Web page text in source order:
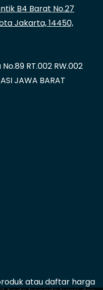
B4 Barat No.27
Jakarta, 14450,
RT.002 RW.002
JAWA BARAT
atau daftar harga